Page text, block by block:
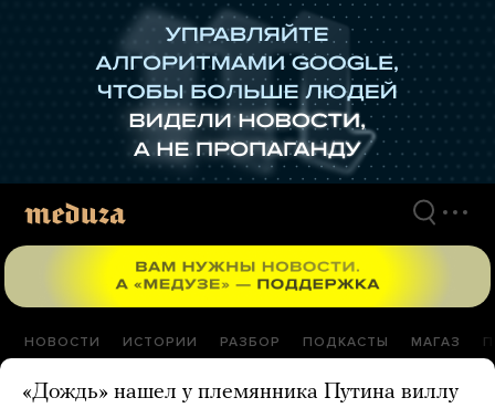
НОВОСТИ ИСТОРИИ РАЗБОР ПОДКАСТЫ МАГАЗ
«Дождь» нашел у племянника Путина виллу